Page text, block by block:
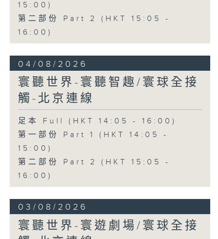
15:00)
第二部份 Part 2 (HKT 15:05 -
16:00)
04/08/2026
寰聽世界-寰聽智趣/寰球全接
觸-北京連線
足本 Full (HKT 14:05 - 16:00)
第一部份 Part 1 (HKT 14:05 -
15:00)
第二部份 Part 2 (HKT 15:05 -
16:00)
03/08/2026
寰聽世界-寰遊劇場/寰球全接